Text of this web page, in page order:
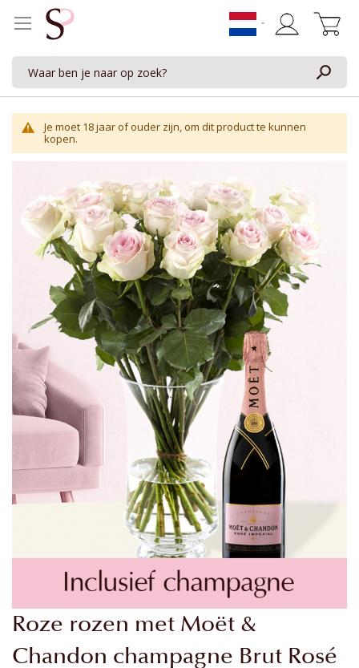
Je moet 18 jaar of ouder zijn, om dit product te kunnen
kopen.
Roze rozen met Moët &
Chandon champagne Brut Rosé
het
einde
afbeeldingen-
Ga
naar
het